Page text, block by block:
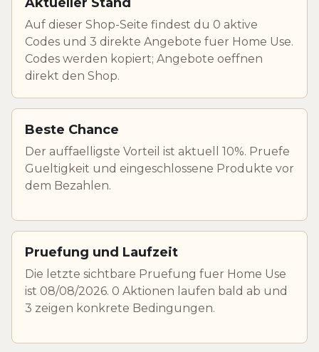
Auf dieser Shop-Seite findest du 0 aktive
Codes und 3 direkte Angebote fuer Home Use.
Codes werden kopiert; Angebote oeffnen
direkt den Shop.
Beste Chance
Der auffaelligste Vorteil ist aktuell 10%. Pruefe
Gueltigkeit und eingeschlossene Produkte vor
dem Bezahlen.
Pruefung und Laufzeit
Die letzte sichtbare Pruefung fuer Home Use
ist 08/08/2026. 0 Aktionen laufen bald ab und
3 zeigen konkrete Bedingungen.